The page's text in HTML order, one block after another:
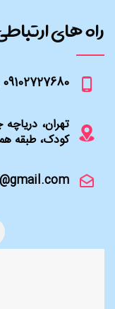
راه های
09102727680 _ 02146029139
تهران،
کودک، طبقه